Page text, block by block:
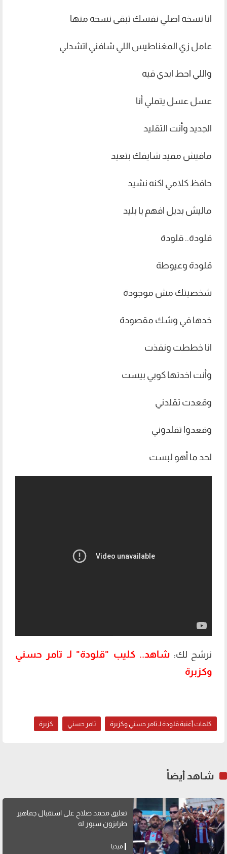
انا نسخه اصلي نفسك تبقى نسخه منها
عامل زي المغناطيس اللي شافني اتشدلي
واللي احط ايدي فيه
عسل عسل يتملي أنا
الجديد وأنت التقليد
مافيش مفيد شايفك بتعيد
حافظ كلامي اكنه نشید
مالیش بدیل افهم يا بليد
قلودة.. قلودة
قلودة وعيوطة
شخصيتك مش موجودة
خدها في وشك مقصودة
انا خططت ونفذت
وأنت اخدتها كوبي بيست
وقعدت تقلدني
وقعدوا تقلدوني
لحد ما أهو لبست
نرشح لك: شاهد.. كليب "قلودة" لـ تامر حسني
وكزبرة
كلمات أغنية قلودة لـ تامر حسني وكزبرة تامر حسني كزبرة
شاهد أيضاً
تعليق محمد صلاح على استقبال جماهير
طرابزون سبور له
ميديا